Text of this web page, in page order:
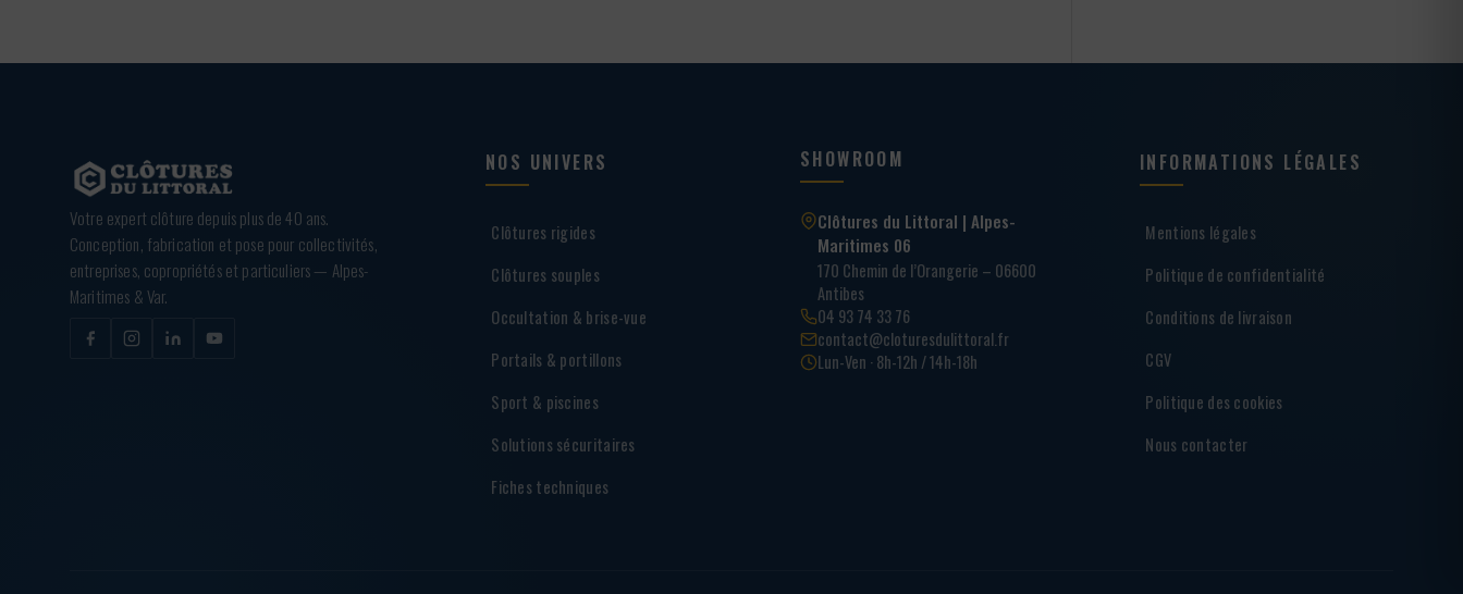
Votre expert clôture depuis plus de 40 ans.
Conception, fabrication et pose pour collectivités,
entreprises, copropriétés et particuliers — Alpes-
Maritimes & Var.
NOS UNIVERS
Clôtures rigides
Clôtures souples
Occultation & brise-vue
Portails & portillons
Sport & piscines
Solutions sécuritaires
Fiches techniques
SHOWROOM
Clôtures du Littoral | Alpes-
Maritimes 06
170 Chemin de l’Orangerie – 06600
Antibes
04 93 74 33 76
contact@cloturesdulittoral.fr
Lun-Ven · 8h-12h / 14h-18h
INFORMATIONS LÉGALES
Mentions légales
Politique de confidentialité
Conditions de livraison
CGV
Politique des cookies
Nous contacter